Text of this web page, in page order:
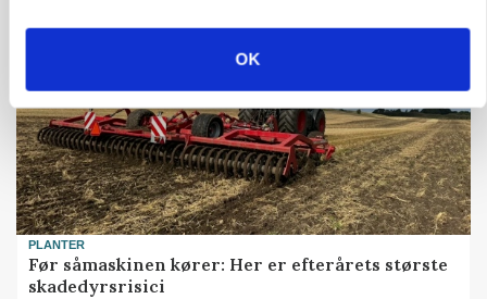
OK
PLANTER
Før såmaskinen kører: Her er efterårets største
skadedyrsrisici